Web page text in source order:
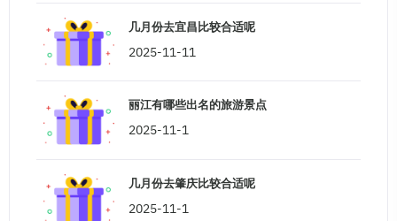
几月份去宜昌比较合适呢
2025-11-11
丽江有哪些出名的旅游景点
2025-11-1
几月份去肇庆比较合适呢
2025-11-1